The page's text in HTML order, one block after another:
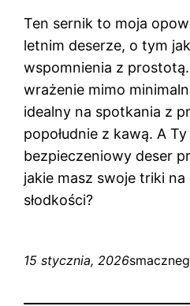
Ten sernik to moja
letnim deserze, o tym
wspomnienia z
wrażenie mimo
idealny na spotkania z
popołudnie z kawą. A Ty
bezpieczeniowy deser
jakie masz swoje triki
słodkości?
15 stycznia, 2026